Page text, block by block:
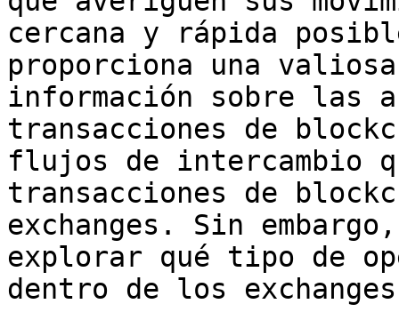
cercana y rápida
proporciona una
información sobre las
transacciones de
flujos de intercambio
transacciones de
exchanges. Sin
explorar qué tipo de
dentro de los